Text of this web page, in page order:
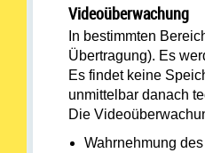
Videoüberwachung
In bestimmten
Übertragung). Es
Es findet keine
unmittelbar danach
Die
Wahrnehmung